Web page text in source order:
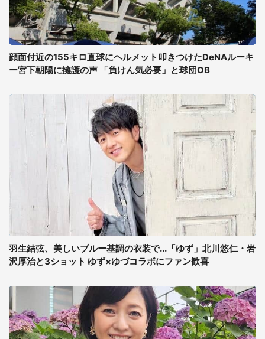
顔面付近の155キロ直球にヘルメット叩きつけたDeNAルーキ
ー宮下朝陽に擁護の声 「負けん気必要」と球団OB
羽生結弦、美しいブルー基調の衣装で...「ゆず」北川悠仁・岩
沢厚治と3ショット ゆず×ゆづコラボにファン歓喜